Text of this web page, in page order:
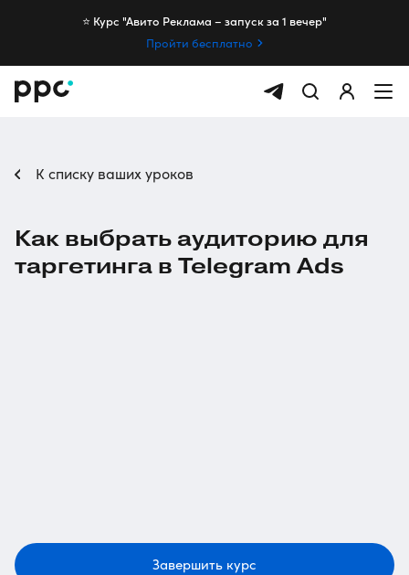
⭐️ Курс "Авито Реклама – запуск за 1 вечер"
Пройти бесплатно
К списку ваших уроков
Как выбрать аудиторию для
таргетинга в Telegram Ads
Завершить курс